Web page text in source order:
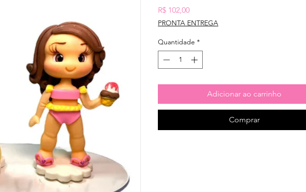
R$ 102,00Preço
PRONTA ENTREGA
Quantidade *
Adicionar ao carrinho
Comprar